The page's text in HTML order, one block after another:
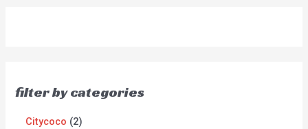
filter by categories
Citycoco
2